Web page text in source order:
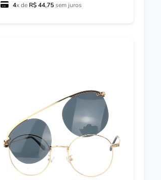
4x de R$ 44,75 sem juros